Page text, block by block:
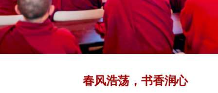
春风浩荡，书香润心